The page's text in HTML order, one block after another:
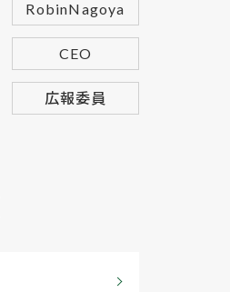
RobinNagoya
CEO
広報委員